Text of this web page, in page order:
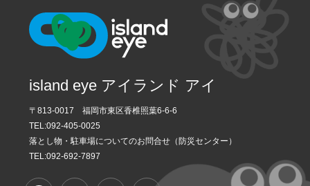
island eye アイランド アイ
〒813-0017 福岡市東区香椎照葉6-6-6
TEL:092-405-0025
落とし物・駐車場についてのお問合せ（防災センター）
TEL:092-692-7897